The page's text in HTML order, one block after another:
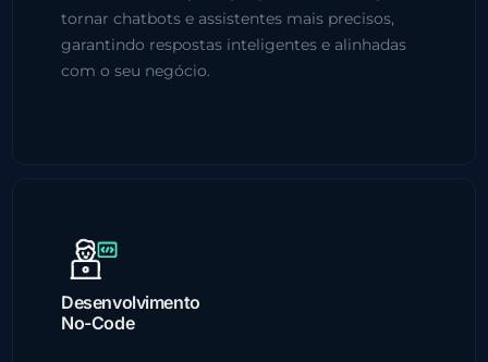
tornar chatbots e assistentes mais precisos,
garantindo respostas inteligentes e alinhadas
com o seu negócio.
Desenvolvimento
No-Code